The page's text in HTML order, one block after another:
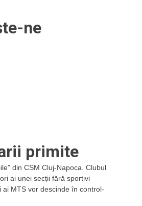
ne
primite
din CSM Cluj-Napoca. Clubul
ai unei secții fără sportivi
ai MTS vor descinde în control-